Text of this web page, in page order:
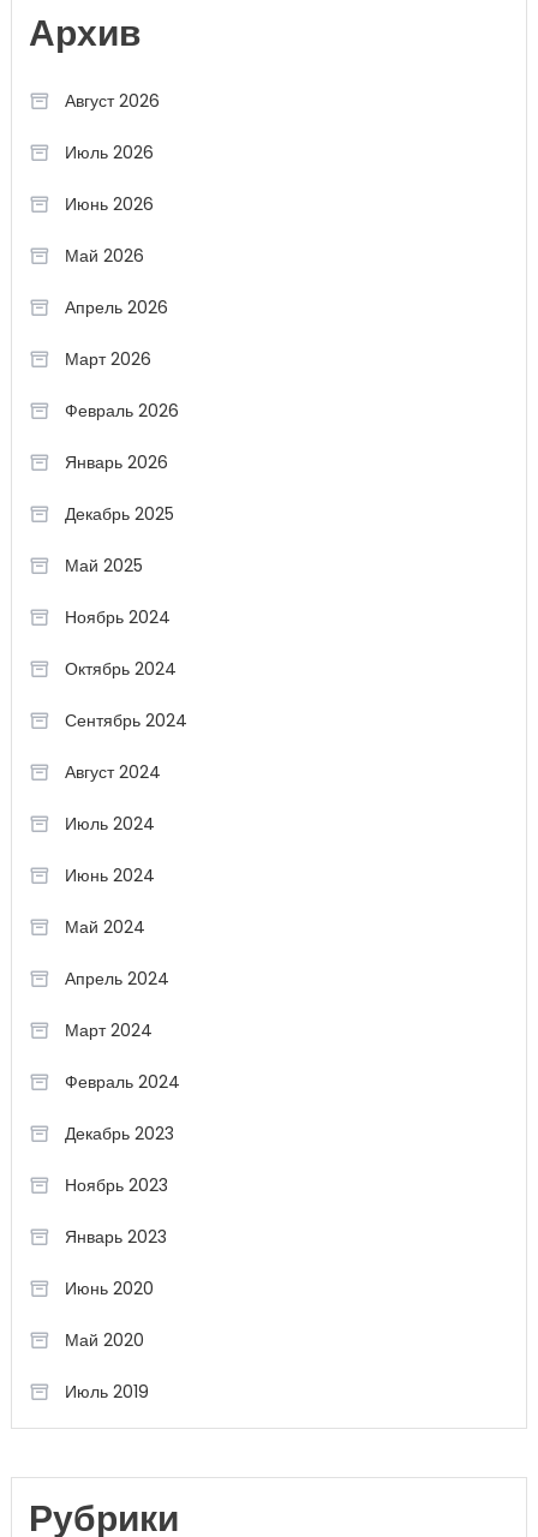
Архив
Август 2026
Июль 2026
Июнь 2026
Май 2026
Апрель 2026
Март 2026
Февраль 2026
Январь 2026
Декабрь 2025
Май 2025
Ноябрь 2024
Октябрь 2024
Сентябрь 2024
Август 2024
Июль 2024
Июнь 2024
Май 2024
Апрель 2024
Март 2024
Февраль 2024
Декабрь 2023
Ноябрь 2023
Январь 2023
Июнь 2020
Май 2020
Июль 2019
Рубрики